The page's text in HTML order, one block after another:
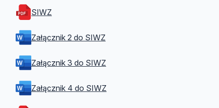
SIWZ
Załącznik 2 do SIWZ
Załącznik 3 do SIWZ
Załącznik 4 do SIWZ